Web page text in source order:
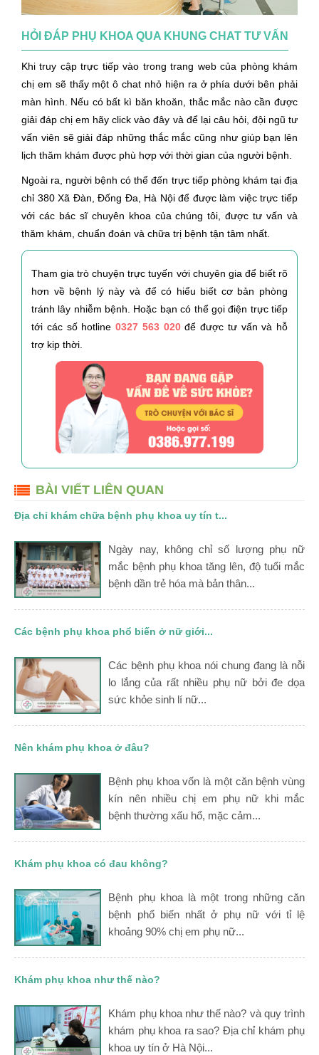
HỎI ĐÁP PHỤ KHOA QUA KHUNG CHAT TƯ VẤN
Khi truy cập trực tiếp vào trong trang web của phòng khám
chị em sẽ thấy một ô chat nhỏ hiện ra ở phía dưới bên phải
màn hình. Nếu có bất kì băn khoăn, thắc mắc nào cần được
giải đáp chị em hãy click vào đây và để lại câu hỏi, đội ngũ tư
vấn viên sẽ giải đáp những thắc mắc cũng như giúp bạn lên
lịch thăm khám được phù hợp với thời gian của người bệnh.
Ngoài ra, người bệnh có thể đến trực tiếp phòng khám tại địa
chỉ 380 Xã Đàn, Đống Đa, Hà Nội để được làm việc trực tiếp
với các bác sĩ chuyên khoa của chúng tôi, được tư vấn và
thăm khám, chuẩn đoán và chữa trị bệnh tận tâm nhất.
Tham gia trò chuyện trực tuyến với chuyên gia để biết rõ
hơn về bệnh lý này và để có hiểu biết cơ bản phòng
tránh lây nhiễm bệnh. Hoặc bạn có thể gọi điện trực tiếp
tới các số hotline 0327 563 020để được tư vấn và hỗ
trợ kịp thời.
BÀI VIẾT LIÊN QUAN
Địa chỉ khám chữa bệnh phụ khoa uy tín t...
Ngày nay, không chỉ số lượng phụ nữ
mắc bệnh phụ khoa tăng lên, độ tuổi mắc
bệnh dần trẻ hóa mà bản thân...
Các bệnh phụ khoa phổ biến ở nữ giới...
Các bệnh phụ khoa nói chung đang là nỗi
lo lắng của rất nhiều phụ nữ bởi đe dọa
sức khỏe sinh lí nữ...
Nên khám phụ khoa ở đâu?
Bệnh phụ khoa vốn là một căn bệnh vùng
kín nên nhiều chị em phụ nữ khi mắc
bệnh thường xấu hổ, mặc cảm...
Khám phụ khoa có đau không?
Bệnh phụ khoa là một trong những căn
bệnh phổ biến nhất ở phụ nữ với tỉ lệ
khoảng 90% chị em phụ nữ...
Khám phụ khoa như thế nào?
Khám phụ khoa như thế nào? và quy trình
khám phụ khoa ra sao? Địa chỉ khám phụ
khoa uy tín ở Hà Nội...